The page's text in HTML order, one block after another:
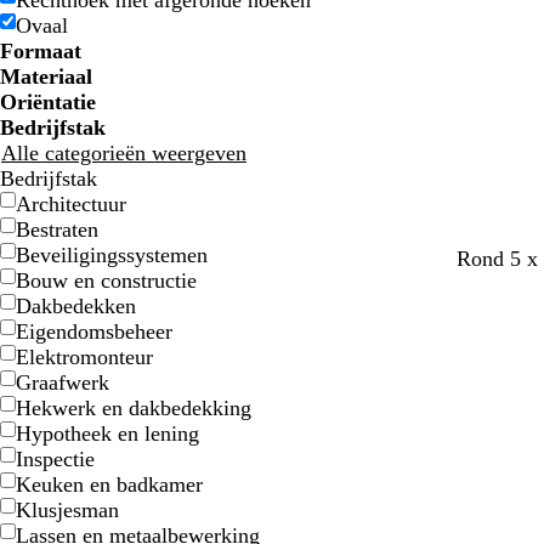
u
w
u
w
e
n
e
n
l
l
n
j
e
n
j
e
d
d
j
s
j
s
r
t
r
t
i
n
i
n
m
e
w
i
t
t
e
m
e
w
i
t
t
e
r
s
r
s
e
e Ovaal
Formaat
Materiaal
Oriëntatie
Bedrijfstak
Alle categorieën weergeven
Bedrijfstak
Architectuur
Bestraten
Beveiligingssystemen
Bouw en constructie
Dakbedekken
Eigendomsbeheer
Elektromonteur
Graafwerk
Hekwerk en dakbedekking
Hypotheek en lening
Inspectie
Keuken en badkamer
Klusjesman
Lassen en metaalbewerking
Rond 5 x